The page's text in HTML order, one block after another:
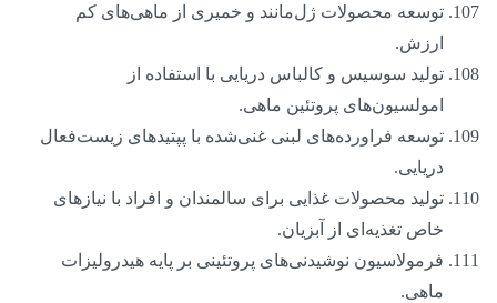
توسعه محصولات ژل‌مانند و خمیری از ماهی‌های کم
ارزش.
تولید سوسیس و کالباس دریایی با استفاده از
امولسیون‌های پروتئین ماهی.
توسعه فراورده‌های لبنی غنی‌شده با پپتیدهای زیست‌فعال
دریایی.
تولید محصولات غذایی برای سالمندان و افراد با نیازهای
خاص تغذیه‌ای از آبزیان.
فرمولاسیون نوشیدنی‌های پروتئینی بر پایه هیدرولیزات
ماهی.